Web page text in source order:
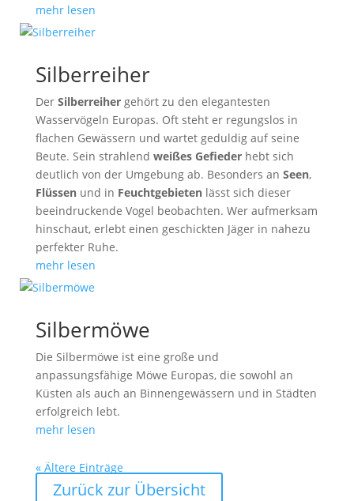
mehr lesen
Silberreiher
Der Silberreihergehört zu den elegantesten
Wasservögeln Europas. Oft steht er regungslos in
flachen Gewässern und wartet geduldig auf seine
Beute. Sein strahlend weißes Gefiederhebt sich
deutlich von der Umgebung ab. Besonders an Seen,
Flüssenund in Feuchtgebietenlässt sich dieser
beeindruckende Vogel beobachten. Wer aufmerksam
hinschaut, erlebt einen geschickten Jäger in nahezu
perfekter Ruhe.
mehr lesen
Silbermöwe
Die Silbermöwe ist eine große und
anpassungsfähige Möwe Europas, die sowohl an
Küsten als auch an Binnengewässern und in Städten
erfolgreich lebt.
mehr lesen
« Ältere Einträge
Zurück zur Übersicht